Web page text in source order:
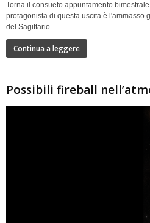
Torna il consueto appuntamento
protagonista di questa uscita è l'ammasso
del Sagittario.
Continua a leggere
Possibili fireball